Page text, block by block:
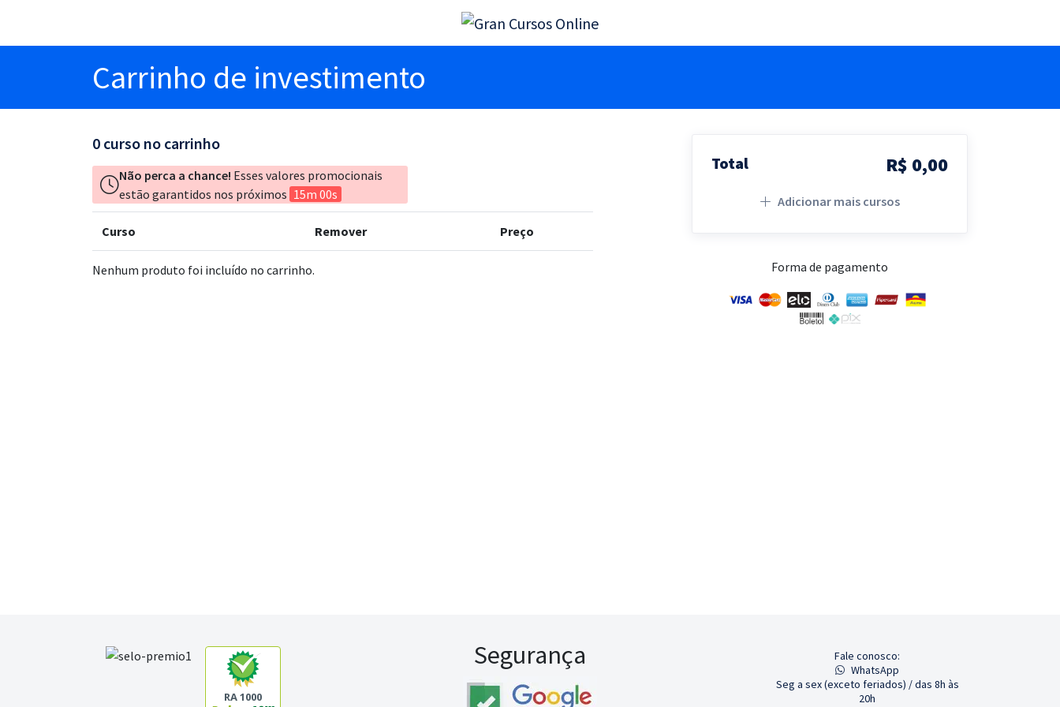
Carrinho de investimento
0 curso no carrinho
Não perca a chance! Esses valores promocionais
estão garantidos nos próximos 15m 00s
Curso Remover Preço
Nenhum produto foi incluído no carrinho.
Total R$ 0,00
Adicionar mais cursos
Forma de pagamento
RA 1000
Segurança
Fale conosco:
WhatsApp
Seg a sex (exceto feriados) / das 8h às
20h